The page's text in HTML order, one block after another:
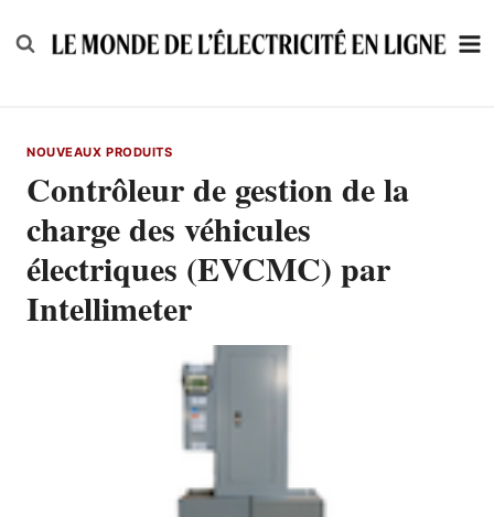
to
NOUVEAUX PRODUITS
Contrôleur de gestion de la
charge des véhicules
électriques (EVCMC) par
Intellimeter